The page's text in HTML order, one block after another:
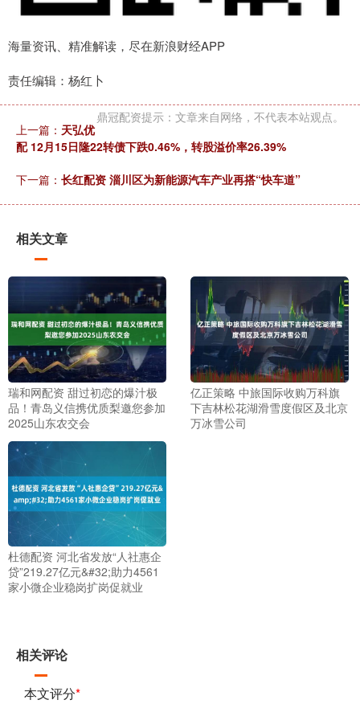
海量资讯、精准解读，尽在新浪财经APP
责任编辑：杨红卜
鼎冠配资提示：文章来自网络，不代表本站观点。
上一篇： 天弘优
配 12月15日隆22转债下跌0.46%，转股溢价率26.39%
下一篇： 长红配资 淄川区为新能源汽车产业再搭“快车道”
相关文章
瑞和网配资 甜过初恋的爆汁极
品！青岛义信携优质梨邀您参加
2025山东农交会
亿正策略 中旅国际收购万科旗
下吉林松花湖滑雪度假区及北京
万冰雪公司
杜德配资 河北省发放“人社惠企
贷”219.27亿元&#32;助力4561
家小微企业稳岗扩岗促就业
相关评论
本文评分*